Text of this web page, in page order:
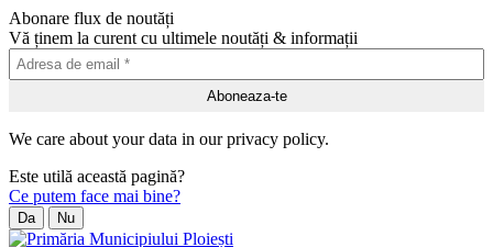
Abonare flux de noutăți
Vă ținem la curent cu ultimele noutăți & informații
We care about your data in our privacy policy.
Este utilă această pagină?
Ce putem face mai bine?
Da Nu